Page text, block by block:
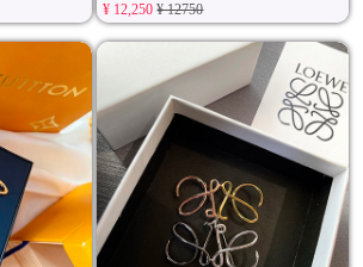
¥ 12,250¥ 12750